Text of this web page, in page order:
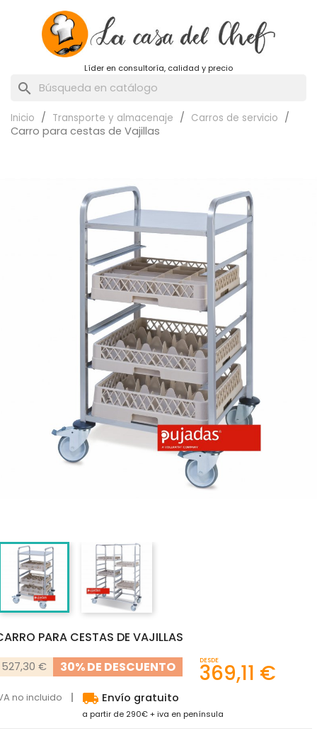
Líder en consultoría, calidad y precio
search
Inicio Transporte y almacenaje Carros de servicio
Carro para cestas de Vajillas
PARA CESTAS DE VAJILLAS
527,30 € 30% DE DESCUENTO DESDE
369,11 €
no incluido local_shipping Envío gratuito
a partir de 290€ + iva en península